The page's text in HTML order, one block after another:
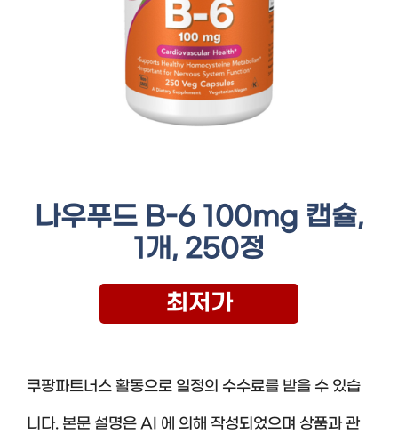
나우푸드 B-6 100mg 캡슐,
1개, 250정
최저가
쿠팡파트너스 활동으로 일정의 수수료를 받을 수 있습
니다. 본문 설명은 AI 에 의해 작성되었으며 상품과 관